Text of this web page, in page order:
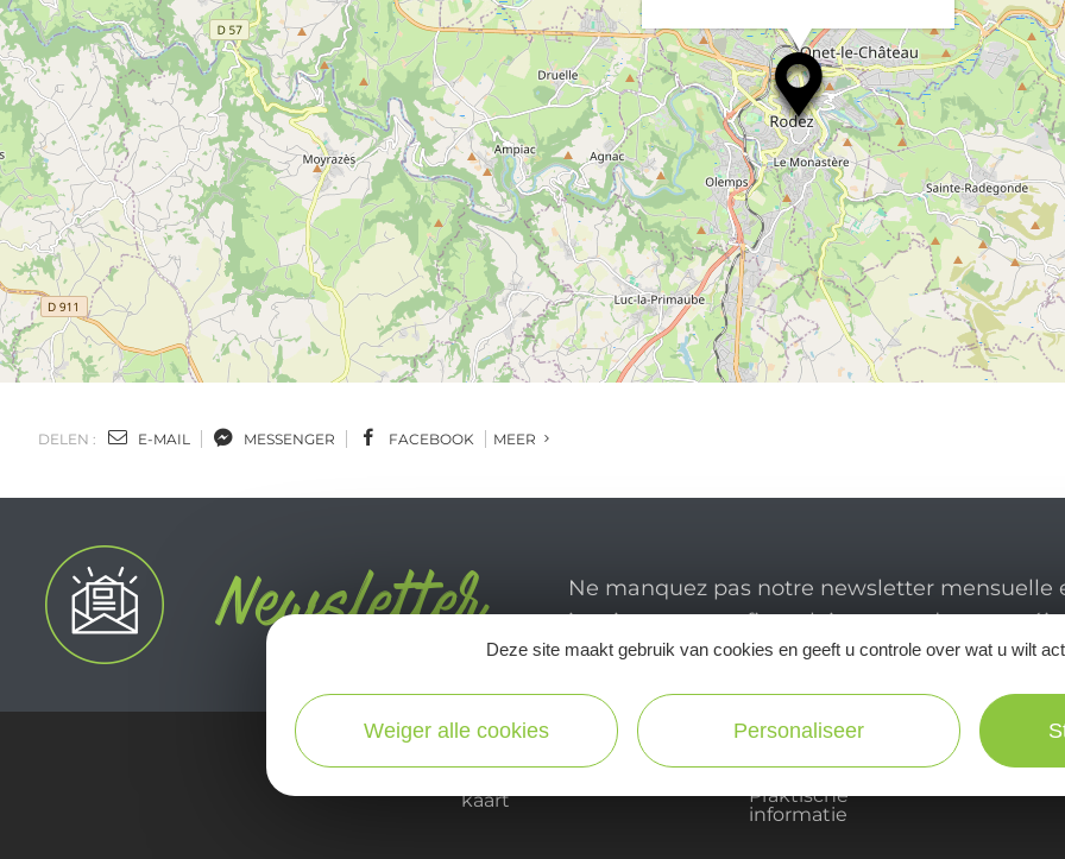
DELEN : E-MAIL MESSENGER FACEBOOK MEER
Ne manquez pas notre newsletter mensuelle
inspirer pour profiter pleinement de votre
kaart
Praktische
informatie
Deze site maakt gebruik van cookies en geeft u controle over wat u wilt
Weiger alle cookies Personaliseer